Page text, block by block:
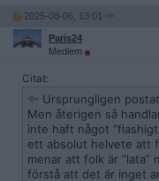
2025-08-06, 13:01
Paris24
Medlem
Citat:
Ursprungligen
Men återigen så
inte haft något
ett absolut helvete att
menar att folk är ”lata”
förstå att det är inget